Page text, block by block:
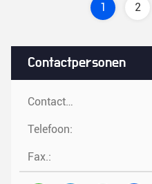
Contactpersonen
Contactpersonen:
Telefoon:
Fax.:
1 2